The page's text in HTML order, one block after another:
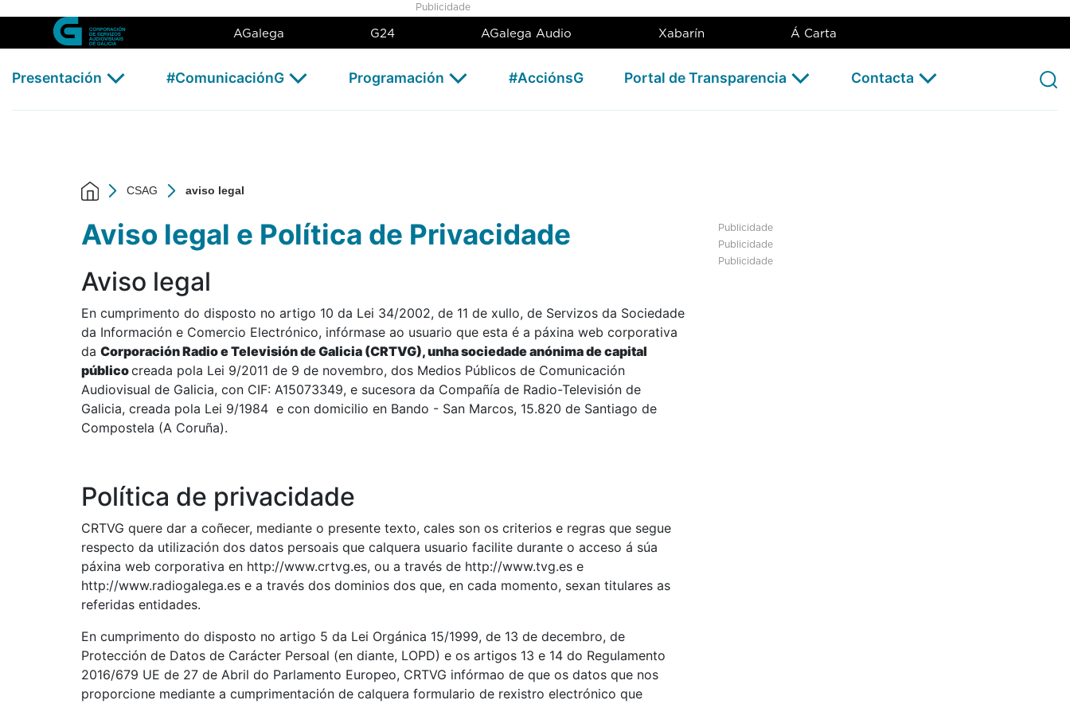
Skip to Main Content
aviso legal - CSAG Publicidade
AGalega G24 AGalega Audio Xabarín Á Carta
Presentación #ComunicaciónG Programación #AcciónsG Portal de Transparencia Contacta
CSAG aviso legal
Aviso legal e Política de Privacidade
Aviso legal
En cumprimento do disposto no artigo 10 da Lei 34/2002, de 11 de xullo, de Servizos da Sociedade
da Información e Comercio Electrónico, infórmase ao usuario que esta é a páxina web corporativa
da Corporación Radio e Televisión de Galicia (CRTVG), unha sociedade anónima de capital
públicocreada pola Lei 9/2011 de 9 de novembro, dos Medios Públicos de Comunicación
Audiovisual de Galicia, con CIF: A15073349, e sucesora da Compañía de Radio-Televisión de
Galicia, creada pola Lei 9/1984 e con domicilio en Bando - San Marcos, 15.820 de Santiago de
Compostela (A Coruña).
Política de privacidade
CRTVG quere dar a coñecer, mediante o presente texto, cales son os criterios e regras que segue
respecto da utilización dos datos persoais que calquera usuario facilite durante o acceso á súa
páxina web corporativa en http://www.crtvg.es, ou a través de http://www.tvg.es e
http://www.radiogalega.es e a través dos dominios dos que, en cada momento, sexan titulares as
referidas entidades.
En cumprimento do disposto no artigo 5 da Lei Orgánica 15/1999, de 13 de decembro, de
Protección de Datos de Carácter Persoal (en diante, LOPD) e os artigos 13 e 14 do Regulamento
2016/679 UE de 27 de Abril do Parlamento Europeo, CRTVG infórmao de que os datos que nos
proporcione mediante a cumprimentación de calquera formulario de rexistro electrónico que
Publicidade
Publicidade
Publicidade